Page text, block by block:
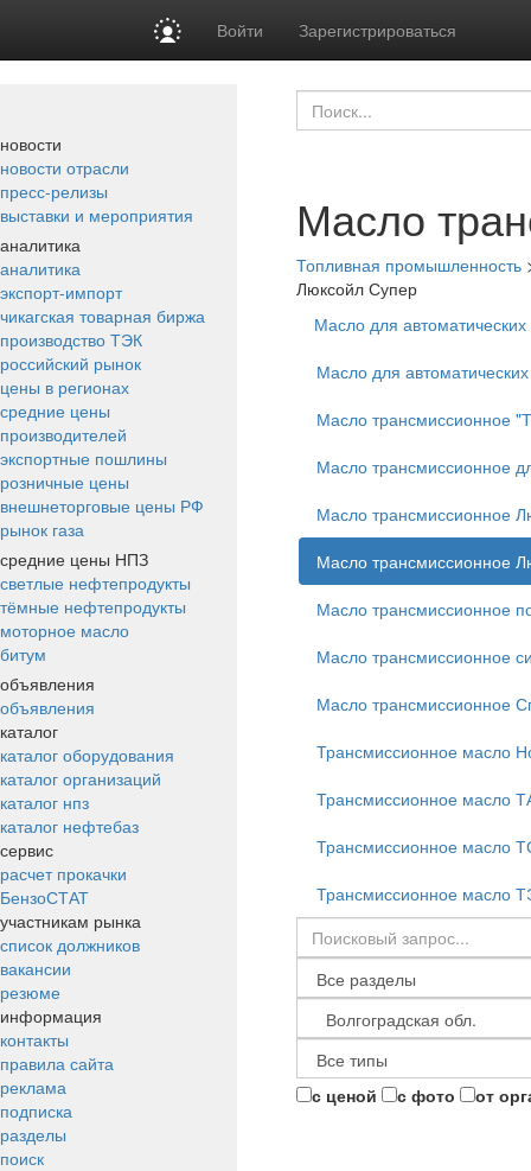
Войти Зарегистрироваться
новости
новости отрасли
пресс-релизы
выставки и мероприятия
аналитика
аналитика
экспорт-импорт
чикагская товарная биржа
производство ТЭК
российский рынок
цены в регионах
средние цены
производителей
экспортные пошлины
розничные цены
внешнеторговые цены РФ
рынок газа
средние цены НПЗ
светлые нефтепродукты
тёмные нефтепродукты
моторное масло
битум
объявления
объявления
каталог
каталог оборудования
каталог организаций
каталог нпз
каталог нефтебаз
сервис
расчет прокачки
БензоСТАТ
участникам рынка
список должников
вакансии
резюме
информация
контакты
правила сайта
реклама
подписка
разделы
поиск
Масло
Топливная промышленность
Люксойл Супер
Масло для
Масло для
Масло трансмиссионное
Масло трансмиссионное
Масло трансмиссионное
Масло трансмиссионное
Масло трансмиссионное
Масло трансмиссионное
Масло трансмиссионное
Трансмиссионное масло
Трансмиссионное масло
Трансмиссионное масло
Трансмиссионное масло
с ценой с фото от